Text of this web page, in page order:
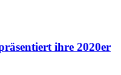
ihre 2020er